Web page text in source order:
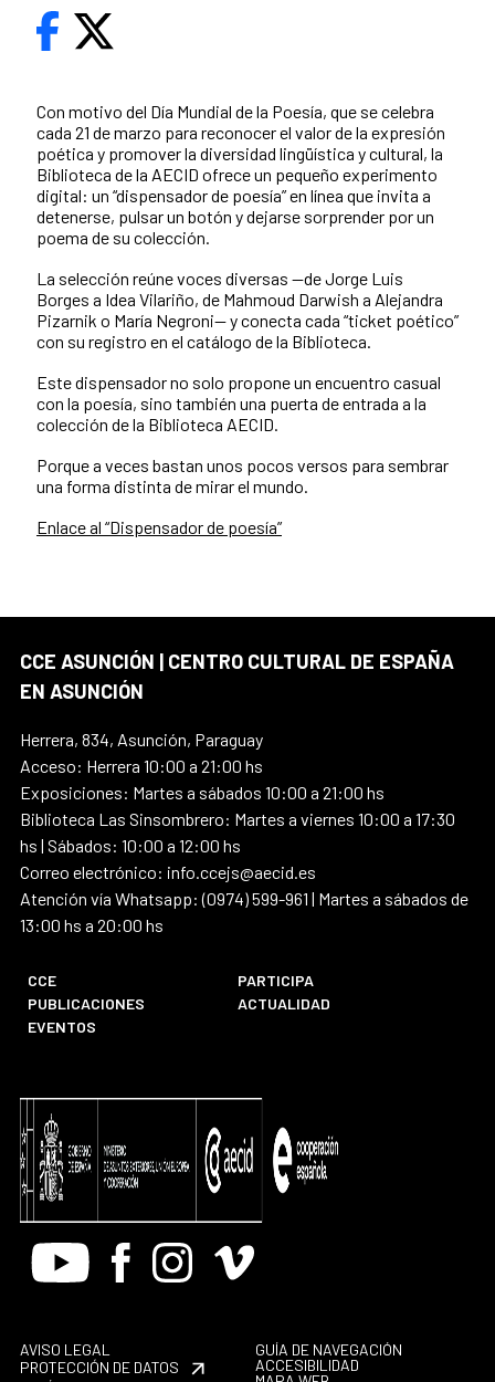
Con motivo del Día Mundial de la Poesía, que se celebra
cada 21 de marzo para reconocer el valor de la expresión
poética y promover la diversidad lingüística y cultural, la
Biblioteca de la AECID ofrece un pequeño experimento
digital: un “dispensador de poesía” en línea que invita a
detenerse, pulsar un botón y dejarse sorprender por un
poema de su colección.
La selección reúne voces diversas —de Jorge Luis
Borges a Idea Vilariño, de Mahmoud Darwish a Alejandra
Pizarnik o María Negroni— y conecta cada “ticket poético”
con su registro en el catálogo de la Biblioteca.
Este dispensador no solo propone un encuentro casual
con la poesía, sino también una puerta de entrada a la
colección de la Biblioteca AECID.
Porque a veces bastan unos pocos versos para sembrar
una forma distinta de mirar el mundo.
Enlace al “Dispensador de poesía”
CCE ASUNCIÓN | CENTRO CULTURAL DE ESPAÑA
EN ASUNCIÓN
Herrera, 834, Asunción, Paraguay
Acceso: Herrera 10:00 a 21:00 hs
Exposiciones: Martes a sábados 10:00 a 21:00 hs
Biblioteca Las Sinsombrero: Martes a viernes 10:00 a 17:30
hs | Sábados: 10:00 a 12:00 hs
Correo electrónico: info.ccejs@aecid.es
Atención vía Whatsapp: (0974) 599-961 | Martes a sábados de
13:00 hs a 20:00 hs
CCE
PARTICIPA
PUBLICACIONES
ACTUALIDAD
EVENTOS
Youtube FacebookInstagram
Vimeo
AVISO LEGAL
PROTECCIÓN DE DATOS
GUÍA DE NAVEGACIÓN
ACCESIBILIDAD